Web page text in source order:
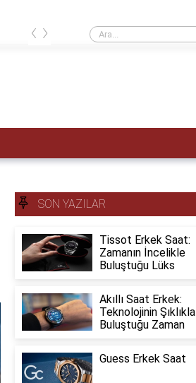
Kol saati kaç atm olmalı?
‹ ›
SON YAZILAR
Tissot Erkek Saat:
Zamanın İncelikle
Buluştuğu Lüks
Akıllı Saat Erkek:
Teknolojinin Şıklıkla
Buluştuğu Zaman
Guess Erkek Saat